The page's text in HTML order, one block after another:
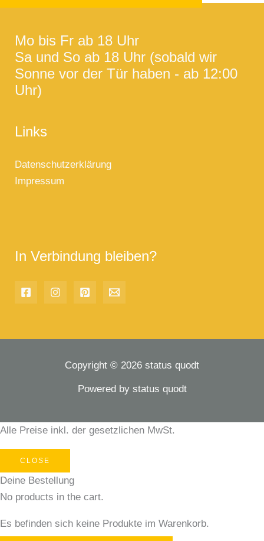
Mo bis Fr ab 18 Uhr
Sa und So ab 18 Uhr (sobald wir
Sonne vor der Tür haben - ab 12:00
Uhr)
Links
Datenschutzerklärung
Impressum
In Verbindung bleiben?
Copyright © 2026 status quodt
Powered by status quodt
Alle Preise inkl. der gesetzlichen MwSt.
CLOSE
Deine Bestellung
No products in the cart.
Es befinden sich keine Produkte im Warenkorb.